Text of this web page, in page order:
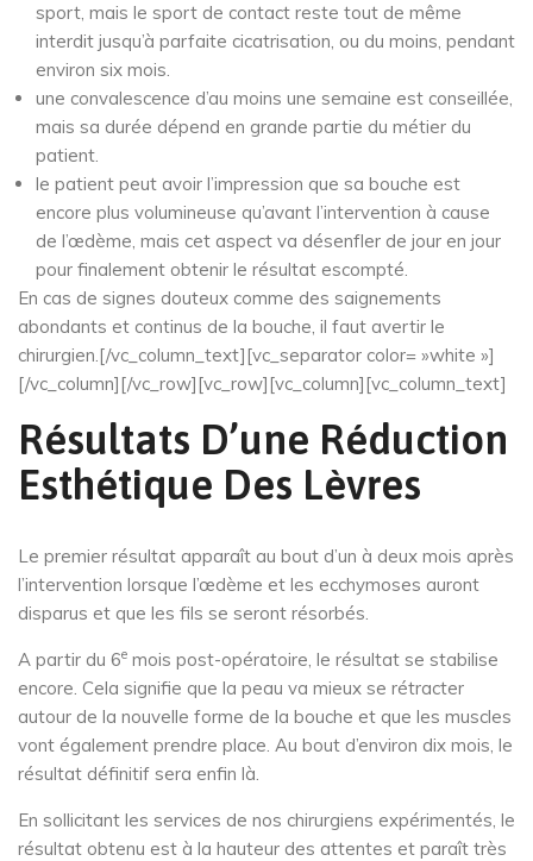
sport, mais le sport de contact reste tout de même
interdit jusqu’à parfaite cicatrisation, ou du moins, pendant
environ six mois.
une convalescence d’au moins une semaine est conseillée,
mais sa durée dépend en grande partie du métier du
patient.
le patient peut avoir l’impression que sa bouche est
encore plus volumineuse qu’avant l’intervention à cause
de l’œdème, mais cet aspect va désenfler de jour en jour
pour finalement obtenir le résultat escompté.
En cas de signes douteux comme des saignements
abondants et continus de la bouche, il faut avertir le
chirurgien.[/vc_column_text][vc_separator color= »white »]
[/vc_column][/vc_row][vc_row][vc_column][vc_column_text]
Résultats D’une Réduction
Esthétique Des Lèvres
Le premier résultat apparaît au bout d’un à deux mois après
l’intervention lorsque l’œdème et les ecchymoses auront
disparus et que les fils se seront résorbés.
A partir du 6e mois post-opératoire, le résultat se stabilise
encore. Cela signifie que la peau va mieux se rétracter
autour de la nouvelle forme de la bouche et que les muscles
vont également prendre place. Au bout d’environ dix mois, le
résultat définitif sera enfin là.
En sollicitant les services de nos chirurgiens expérimentés, le
résultat obtenu est à la hauteur des attentes et paraît très